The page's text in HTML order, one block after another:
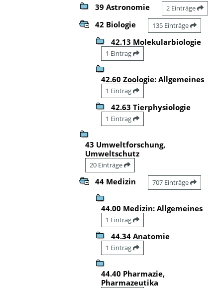
39 Astronomie 2 Einträge
42 Biologie 135 Einträge
42.13 Molekularbiologie
1 Eintrag
42.60 Zoologie: Allgemeines
1 Eintrag
42.63 Tierphysiologie
1 Eintrag
43 Umweltforschung,
Umweltschutz
20 Einträge
44 Medizin 707 Einträge
44.00 Medizin: Allgemeines
1 Eintrag
44.34 Anatomie
1 Eintrag
44.40 Pharmazie,
Pharmazeutika